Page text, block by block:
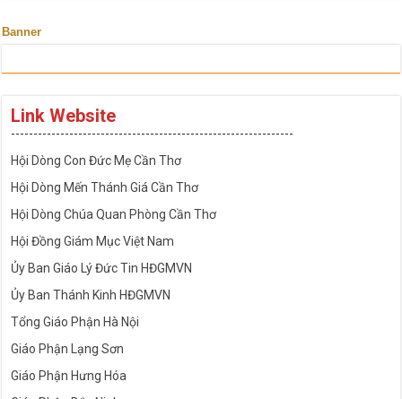
Banner
Link Website
---------------------------------------------------------------
Hội Dòng Con Đức Mẹ Cần Thơ
Hội Dòng Mến Thánh Giá Cần Thơ
Hội Dòng Chúa Quan Phòng Cần Thơ
Hội Đồng Giám Mục Việt Nam
Ủy Ban Giáo Lý Đức Tin HĐGMVN
Ủy Ban Thánh Kinh HĐGMVN
Tổng Giáo Phận Hà Nội
Giáo Phận Lạng Sơn
Giáo Phận Hưng Hóa